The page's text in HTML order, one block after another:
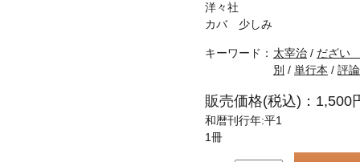
洋々社
カバ 少しみ
キーワード： 太宰治 / だざい
別 / 単行本 / 評論
販売価格(税込)：1,500
和暦刊行年:平1
1冊